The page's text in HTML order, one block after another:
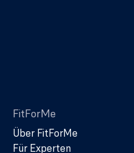
FitForMe
Über FitForMe
Für Experten